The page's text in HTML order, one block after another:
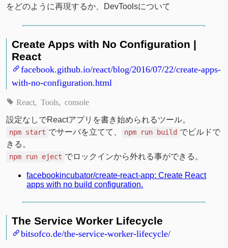
をどのように再現するか、DevToolsについて
Create Apps with No Configuration |
React
facebook.github.io/react/blog/2016/07/22/create-apps-
with-no-configuration.html
React Tools console
設定なしでReactアプリを書き始められるツール。
npm start でサーバを立てて、 npm run build でビルドで
きる。
npm run eject でロックインから外れる事ができる。
facebookincubator/create-react-app: Create React
apps with no build configuration.
The Service Worker Lifecycle
bitsofco.de/the-service-worker-lifecycle/